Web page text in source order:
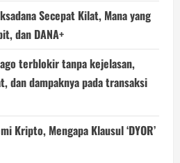
Secepat Kilat, Mana yang
dan DANA+
terblokir tanpa kejelasan,
dan dampaknya pada transaksi
Kripto, Mengapa Klausul ‘DYOR’